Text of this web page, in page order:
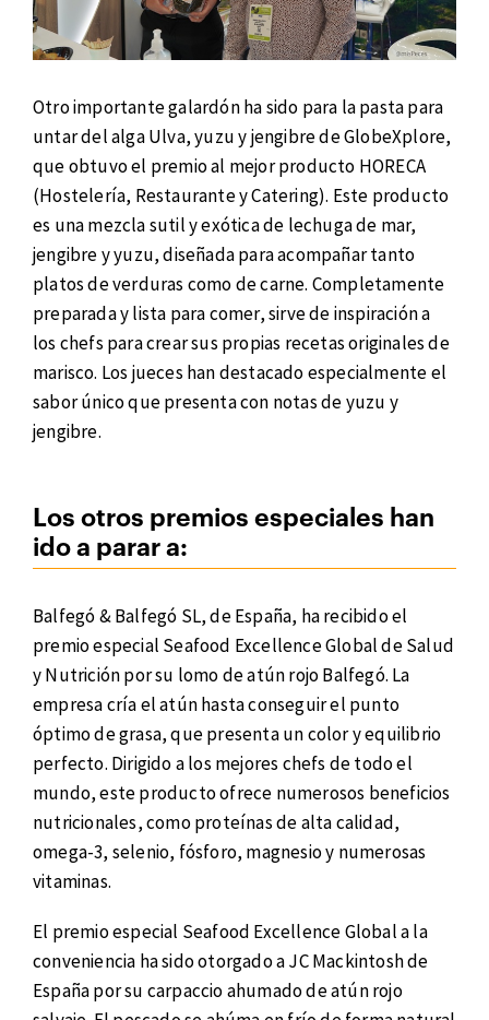
Otro importante galardón ha sido para la pasta para
untar del alga Ulva, yuzu y jengibre de GlobeXplore,
que obtuvo el premio al mejor producto HORECA
(Hostelería, Restaurante y Catering). Este producto
es una mezcla sutil y exótica de lechuga de mar,
jengibre y yuzu, diseñada para acompañar tanto
platos de verduras como de carne. Completamente
preparada y lista para comer, sirve de inspiración a
los chefs para crear sus propias recetas originales de
marisco. Los jueces han destacado especialmente el
sabor único que presenta con notas de yuzu y
jengibre.
Los otros premios especiales han
ido a parar a:
Balfegó & Balfegó SL, de España, ha recibido el
premio especial Seafood Excellence Global de Salud
y Nutrición por su lomo de atún rojo Balfegó. La
empresa cría el atún hasta conseguir el punto
óptimo de grasa, que presenta un color y equilibrio
perfecto. Dirigido a los mejores chefs de todo el
mundo, este producto ofrece numerosos beneficios
nutricionales, como proteínas de alta calidad,
omega-3, selenio, fósforo, magnesio y numerosas
vitaminas.
El premio especial Seafood Excellence Global a la
conveniencia ha sido otorgado a JC Mackintosh de
España por su carpaccio ahumado de atún rojo